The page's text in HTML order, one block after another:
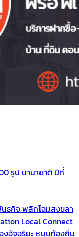
รูป นานาชาติ ปีที่
นธกิจ พลิกโฉมสงขลา
Local Connect
งอัจฉริยะ หนุนท้องถิ่น